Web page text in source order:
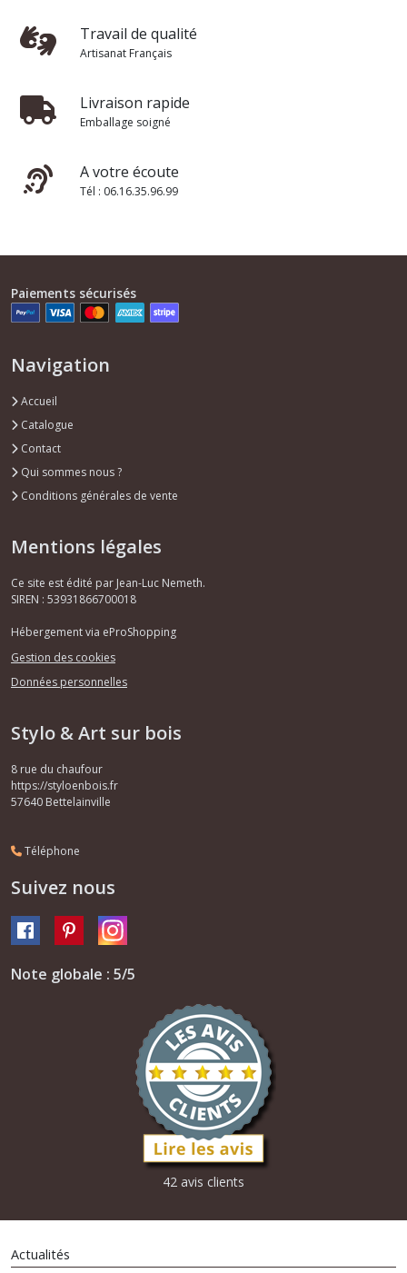
Travail de qualité
Artisanat Français
Livraison rapide
Emballage soigné
A votre écoute
Tél : 06.16.35.96.99
Paiements sécurisés
Navigation
Accueil
Catalogue
Contact
Qui sommes nous ?
Conditions générales de vente
Mentions légales
Ce site est édité par Jean-Luc Nemeth.
SIREN : 53931866700018
Hébergement via eProShopping
Gestion des cookies
Données personnelles
Stylo & Art sur bois
8 rue du chaufour
https://styloenbois.fr
57640 Bettelainville
Téléphone
Suivez nous
Note globale : 5/5
42 avis clients
Actualités